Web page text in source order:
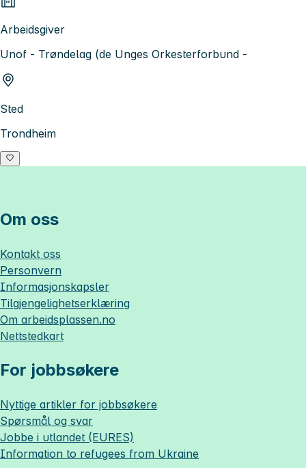
Arbeidsgiver
Unof - Trøndelag (de Unges Orkesterforbund -
Sted
Trondheim
Om oss
Kontakt oss
Personvern
Informasjonskapsler
Tilgjengelighetserklæring
Om arbeidsplassen.no
Nettstedkart
For jobbsøkere
Nyttige artikler for jobbsøkere
Spørsmål og svar
Jobbe i utlandet (EURES)
Information to refugees from Ukraine